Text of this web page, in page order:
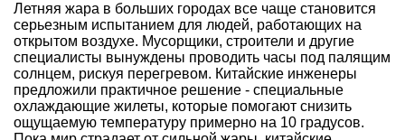
Летняя жара в больших городах все чаще становится
серьезным испытанием для людей, работающих на
открытом воздухе. Мусорщики, строители и другие
специалисты вынуждены проводить часы под палящим
солнцем, рискуя перегревом. Китайские инженеры
предложили практичное решение - специальные
охлаждающие жилеты, которые помогают снизить
ощущаемую температуру примерно на 10 градусов.